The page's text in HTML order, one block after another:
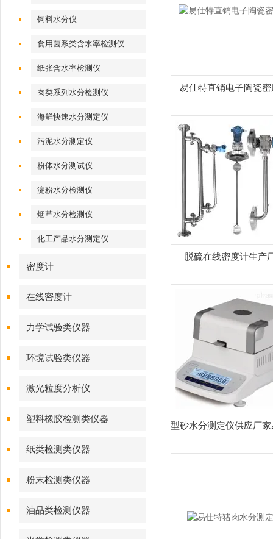
饲料水分仪
食用菌系类含水率检测仪
纸张含水率检测仪
肉类系列水分检测仪
海鲜快速水分测定仪
污泥水分测定仪
粉体水分测试仪
淀粉水分检测仪
烟草水分检测仪
化工产品水分测定仪
密度计
在线密度计
力学试验类仪器
环境试验类仪器
激光粒度分析仪
塑料橡胶检测类仪器
纸类检测类仪器
粉末检测类仪器
油品类检测仪器
易仕特直销电子陶瓷密
脱硫在线密度计生产
型砂水分测定仪供应厂